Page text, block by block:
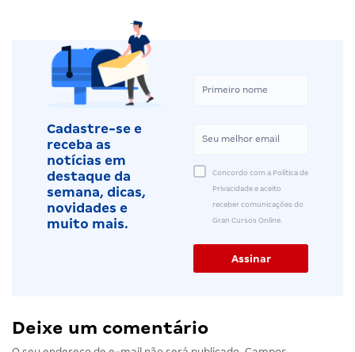
Cadastre-se e
receba as
notícias em
destaque da
semana, dicas,
novidades e
muito mais.
Concordo com a Política de
Privacidade e aceito
receber comunicações do
Gran Cursos Online.
Deixe um comentário